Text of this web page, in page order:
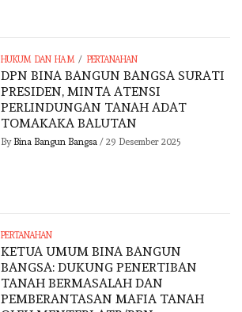
HUKUM DAN HAM / PERTANAHAN
DPN BINA BANGUN BANGSA SURATI
PRESIDEN, MINTA ATENSI
PERLINDUNGAN TANAH ADAT
TOMAKAKA BALUTAN
By Bina Bangun Bangsa/ 29 Desember 2025
PERTANAHAN
KETUA UMUM BINA BANGUN
BANGSA: DUKUNG PENERTIBAN
TANAH BERMASALAH DAN
PEMBERANTASAN MAFIA TANAH